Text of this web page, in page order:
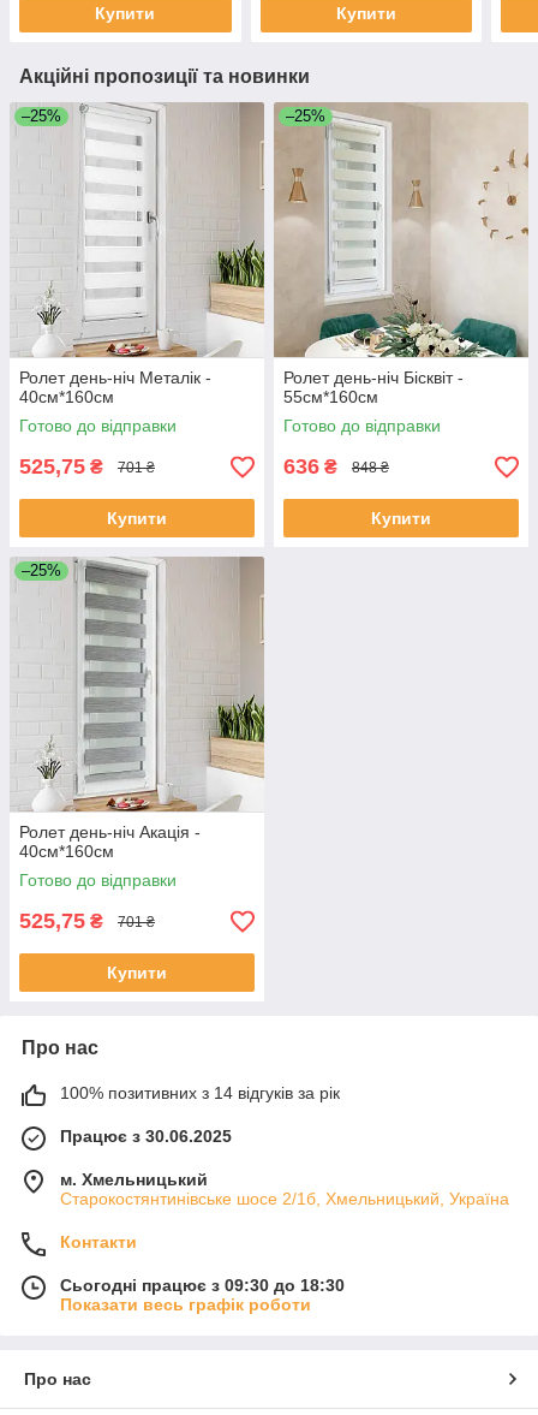
Купити Купити
Акційні пропозиції та новинки
–25%
Ролет день-ніч Металік -
40см*160см
Готово до відправки
525,75 ₴ 701 ₴
Купити
–25%
Ролет день-ніч Бісквіт -
55см*160см
Готово до відправки
636 ₴ 848 ₴
Купити
–25%
Ролет день-ніч Акація -
40см*160см
Готово до відправки
525,75 ₴ 701 ₴
Купити
Про нас
100% позитивних з 14 відгуків за рік
Працює з 30.06.2025
м. Хмельницький
Старокостянтинівське шосе 2/1б, Хмельницький, Україна
Контакти
Сьогодні працює з 09:30 до 18:30
Показати весь графік роботи
Про нас